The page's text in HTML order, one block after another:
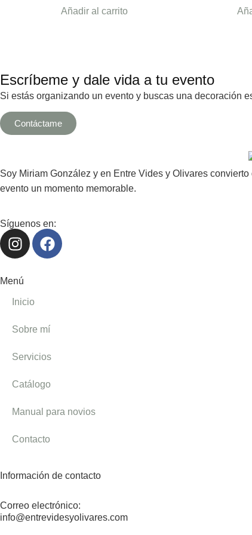
Añadir al carrito
Escríbeme y dale vida a tu evento
Si estás organizando un evento y buscas una decoración
Contáctame
Soy Miriam González y en Entre Vides y Olivares
evento un momento memorable.
Síguenos en:
Menú
Inicio
Sobre mí
Servicios
Catálogo
Manual para novios
Contacto
Información de contacto
Correo electrónico:
info@entrevidesyolivares.com